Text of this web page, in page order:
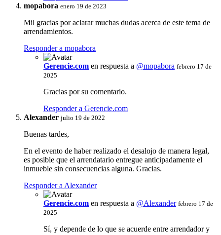
mopabora enero 19 de 2023
Mil gracias por aclarar muchas dudas acerca de este tema de
arrendamientos.
Responder a mopabora
Gerencie.com en respuesta a @mopabora febrero 17 de
2025
Gracias por su comentario.
Responder a Gerencie.com
Alexander julio 19 de 2022
Buenas tardes,
En el evento de haber realizado el desalojo de manera legal,
es posible que el arrendatario entregue anticipadamente el
inmueble sin consecuencias alguna. Gracias.
Responder a Alexander
Gerencie.com en respuesta a @Alexander febrero 17 de
2025
Sí, y depende de lo que se acuerde entre arrendador y